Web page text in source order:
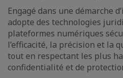
Engagé dans une démarche
adopte des technologies
plateformes numériques
l’efficacité, la précision et la
tout en respectant les plus
confidentialité et de